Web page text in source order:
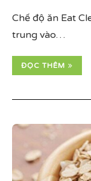
Chế độ ăn Eat
trung vào…
ĐỌC THÊM